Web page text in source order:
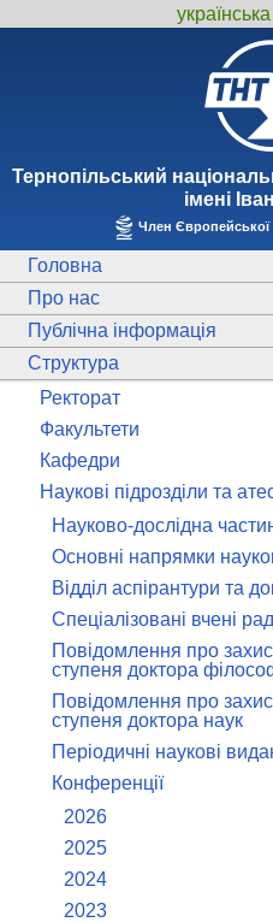
українська
Тернопiльський
iменi
Член Європейської
Головна
Про нас
Публічна інформація
Структура
Ректорат
Факультети
Кафедри
Наукові підрозділи та
Науково-дослідна
Основні напрямки
Відділ аспірантури та
Спеціалізовані вчені
Повідомлення про
ступеня доктора
Повідомлення про
ступеня доктора наук
Періодичні наукові
Конференції
2026
2025
2024
2023